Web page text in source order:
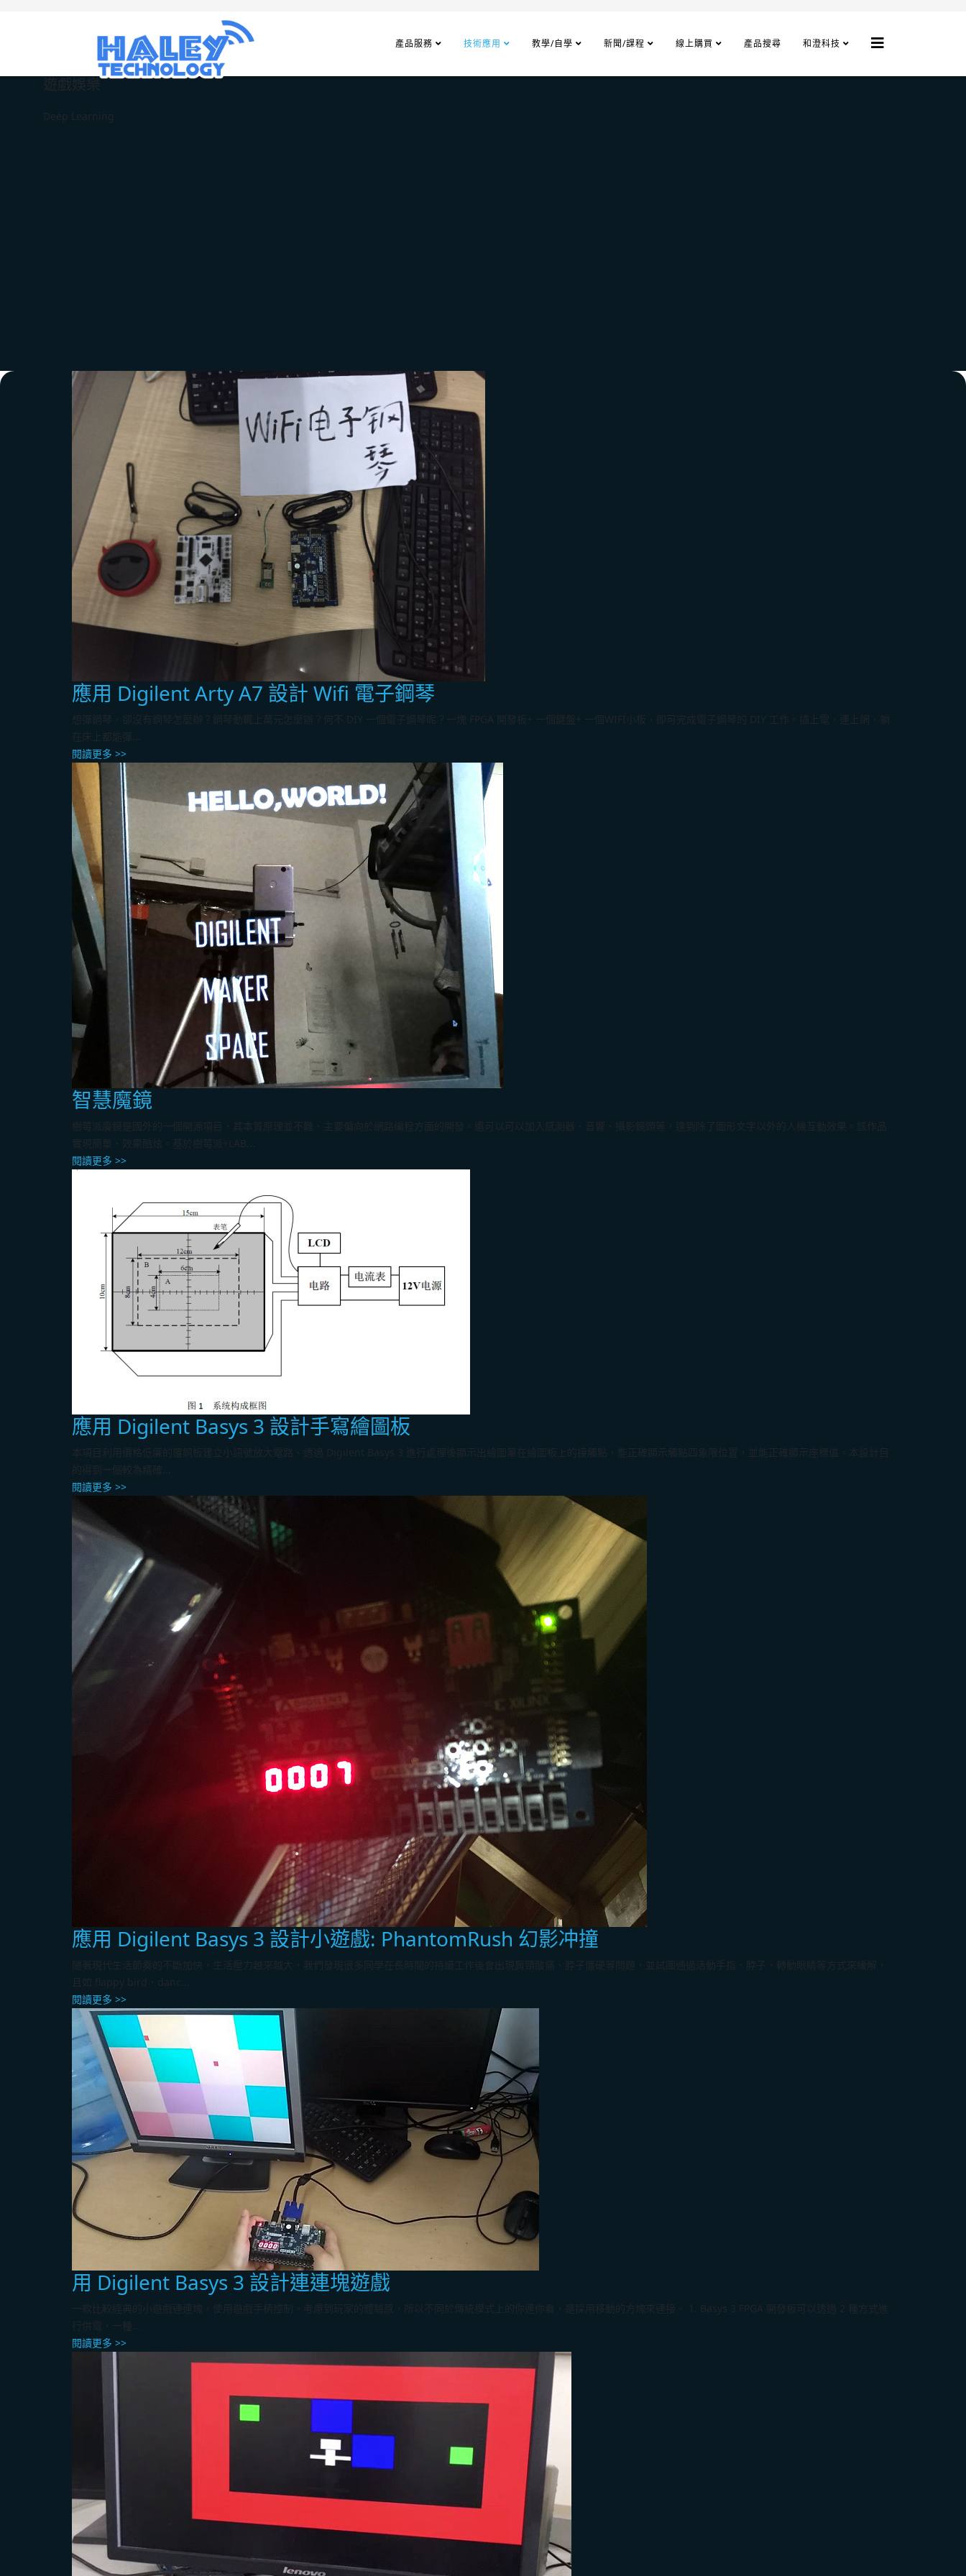
產品服務 技術應用 教學/自學 新聞/課程 線上購買 產品搜尋 和澄科技
遊戲娛樂
Deep Learning
應用 Digilent Arty A7 設計 Wifi 電子鋼琴
想彈鋼琴，卻沒有鋼琴怎麼辦？鋼琴動輒上萬元怎麼辦？何不 DIY 一個電子鋼琴呢？一塊 FPGA 開發板+ 一個鍵盤+ 一個WIFI小板，即可完成電子鋼琴的 DIY 工作。插上電，連上網，躺
在床上都能彈...
閱讀更多 >>
智慧魔鏡
樹莓派魔鏡是國外的一個開源項目、其本質原理並不難、主要偏向於網路編程方面的開發。還可以可以加入感測器、音響、攝影鏡頭等，達到除了圖形文字以外的人機互動效果。該作品
實現簡單、效果酷炫。基於樹莓派+LAB...
閱讀更多 >>
應用 Digilent Basys 3 設計手寫繪圖板
本項目利用價格低廉的覆銅板建立小訊號放大電路、透過 Digilent Basys 3 進行處理後顯示出繪圖筆在繪圖板上的接觸點，能正確顯示觸點四象限位置，並能正確顯示座標值。本設計目
的得到一個較為精確...
閱讀更多 >>
應用 Digilent Basys 3 設計小遊戲: PhantomRush 幻影冲撞
隨著現代生活節奏的不斷加快，生活壓力越來越大，我們發現很多同學在長時間的持續工作後會出現肩頸酸痛、脖子僵硬等問題，並試圖通過活動手指、脖子，轉動眼睛等方式來緩解，
且如 flappy bird，danc...
閱讀更多 >>
用 Digilent Basys 3 設計連連塊遊戲
一款比較經典的小遊戲連連塊，使用遊戲手柄控制。考慮到玩家的體驗感，所以不同於傳統模式上的你連你看，是採用移動的方塊來連接。 1. Basys 3 FPGA 開發板可以透過 2 種方式進
行供電，一種...
閱讀更多 >>